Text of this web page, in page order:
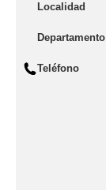
Localidad
Departamento
Teléfono